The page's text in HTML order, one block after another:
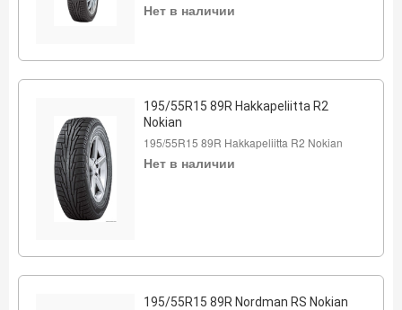
Нет в наличии
195/55R15 89R Hakkapeliitta R2
Nokian
195/55R15 89R Hakkapeliitta R2 Nokian
Нет в наличии
195/55R15 89R Nordman RS Nokian